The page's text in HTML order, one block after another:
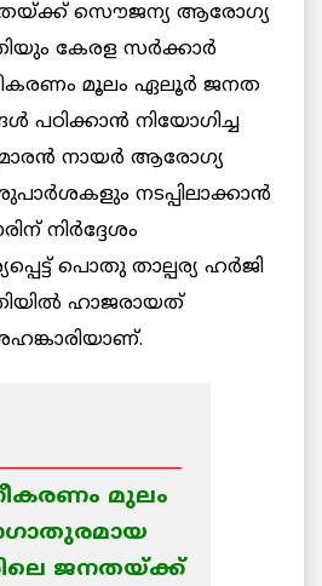
സൌജന്യ ആരോഗ്യ
കേരള സര്‍ക്കാര്‍
മൂലം ഏലൂര്‍ ജനത
പഠിക്കാന്‍ നിയോഗിച്ച
നായര്‍ ആരോഗ്യ
നടപ്പിലാക്കാന്‍
നിര്‍ദ്ദേശം
പൊതു താല്പര്യ ഹര്‍ജി
ഹാജരായത്
മുലം
ജനതയ്ക്ക്